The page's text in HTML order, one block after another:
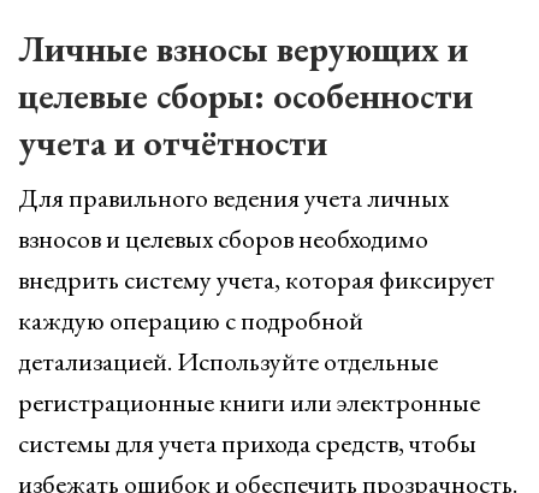
Личные взносы верующих и
целевые сборы: особенности
учета и отчётности
Для правильного ведения учета личных
взносов и целевых сборов необходимо
внедрить систему учета, которая фиксирует
каждую операцию с подробной
детализацией. Используйте отдельные
регистрационные книги или электронные
системы для учета прихода средств, чтобы
избежать ошибок и обеспечить прозрачность.